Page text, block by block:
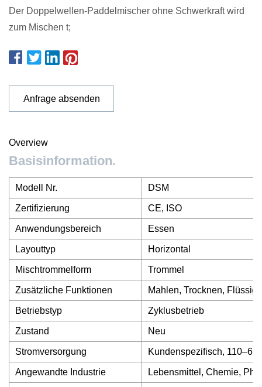
Der Doppelwellen-Paddelmischer ohne Schwerkraft wird
zum Mischen t;
Anfrage absenden
Overview
Basisinformation.
Modell Nr. DSM
Zertifizierung CE, ISO
Anwendungsbereich Essen
Layouttyp Horizontal
Mischtrommelform Trommel
Zusätzliche Funktionen Mahlen, Trocknen,
Betriebstyp Zyklusbetrieb
Zustand Neu
Stromversorgung Kundenspezifisch,
Angewandte Industrie Lebensmittel, Chemie,